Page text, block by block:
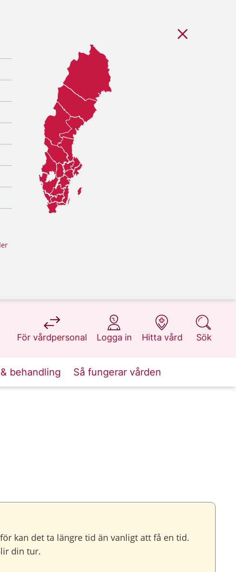
För vårdpersonal
på 1177.se
Logga in
på 1177.se
Hitta vård
på 1177.se
Sök
på 1177.se
behandling Så fungerar vården
kan det ta längre tid än vanligt att få en tid.
din tur.